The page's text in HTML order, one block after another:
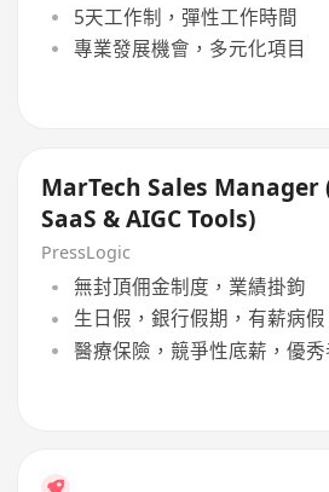
5天工作制，彈性工作時間
專業發展機會，多元化項目
MarTech Sales Manager
SaaS & AIGC Tools)
PressLogic
無封頂佣金制度，業績掛鉤
生日假，銀行假期，有薪病假
醫療保險，競爭性底薪，優